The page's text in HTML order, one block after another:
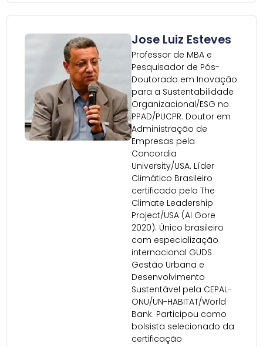
Jose Luiz Esteves
Professor de MBA e
Pesquisador de Pós-
Doutorado em Inovação
para a Sustentabilidade
Organizacional/ESG no
PPAD/PUCPR. Doutor em
Administração de
Empresas pela
Concordia
University/USA. Líder
Climático Brasileiro
certificado pelo The
Climate Leadership
Project/USA (Al Gore
2020). Único brasileiro
com especialização
internacional GUDS
Gestão Urbana e
Desenvolvimento
Sustentável pela CEPAL-
ONU/UN-HABITAT/World
Bank. Participou como
bolsista selecionado da
certificação